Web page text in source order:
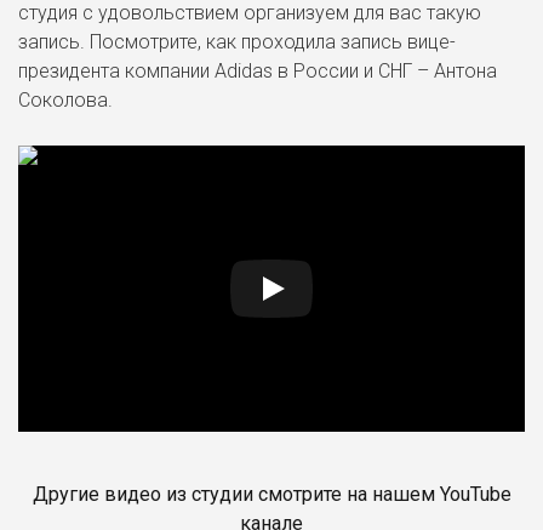
студия с удовольствием организуем для вас такую
запись. Посмотрите, как проходила запись вице-
президента компании Adidas в России и СНГ – Антона
Соколова.
Другие видео из студии смотрите на нашем YouTube
канале